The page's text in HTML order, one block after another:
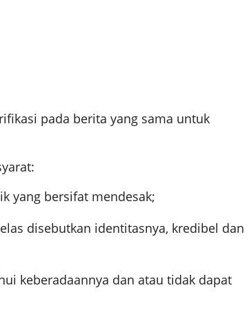
pada berita yang sama untuk
yang bersifat mendesak;
disebutkan identitasnya, kredibel dan
keberadaannya dan atau tidak dapat